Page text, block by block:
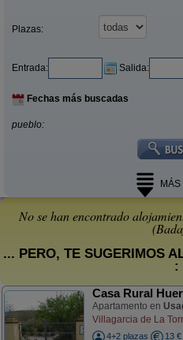
Plazas:
Entrada: Salida:
Fechas más buscadas
pueblo:
MÁS
No se han encontrado
... PERO, TE SUGERIMOS
:
Casa Rural
Apartamento en
Villagarcia de La
4+2 plazas
13 €